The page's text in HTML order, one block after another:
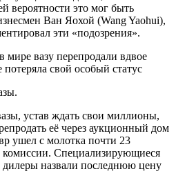
вероятности это мог быть
Ван Яохой (Wang Yaohui),
эти «подозрения».
устав ждать свои миллионы,
её через аукционный дом
ушел с молотка почти 23
Специализирующиеся
дилеры назвали последнюю цену